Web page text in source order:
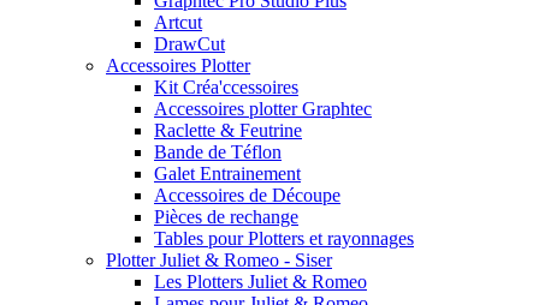
Artcut
DrawCut
Accessoires Plotter
Kit Créa'ccessoires
Accessoires plotter Graphtec
Raclette & Feutrine
Bande de Téflon
Galet Entrainement
Accessoires de Découpe
Pièces de rechange
Tables pour Plotters et rayonnages
Plotter Juliet & Romeo - Siser
Les Plotters Juliet & Romeo